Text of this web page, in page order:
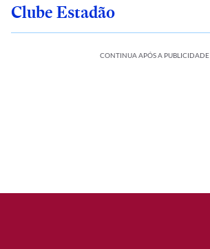
Clube Estadão
CONTINUA APÓS A PUBLICIDADE